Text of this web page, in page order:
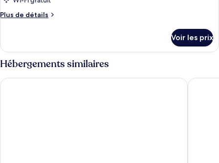
type
de
Chambre
Triple
Plus de détails
Plus
le
type
de
chambre
Chambre
Voir les prix
Hébergements similaires
Numa Salzburg Vogelweider arte